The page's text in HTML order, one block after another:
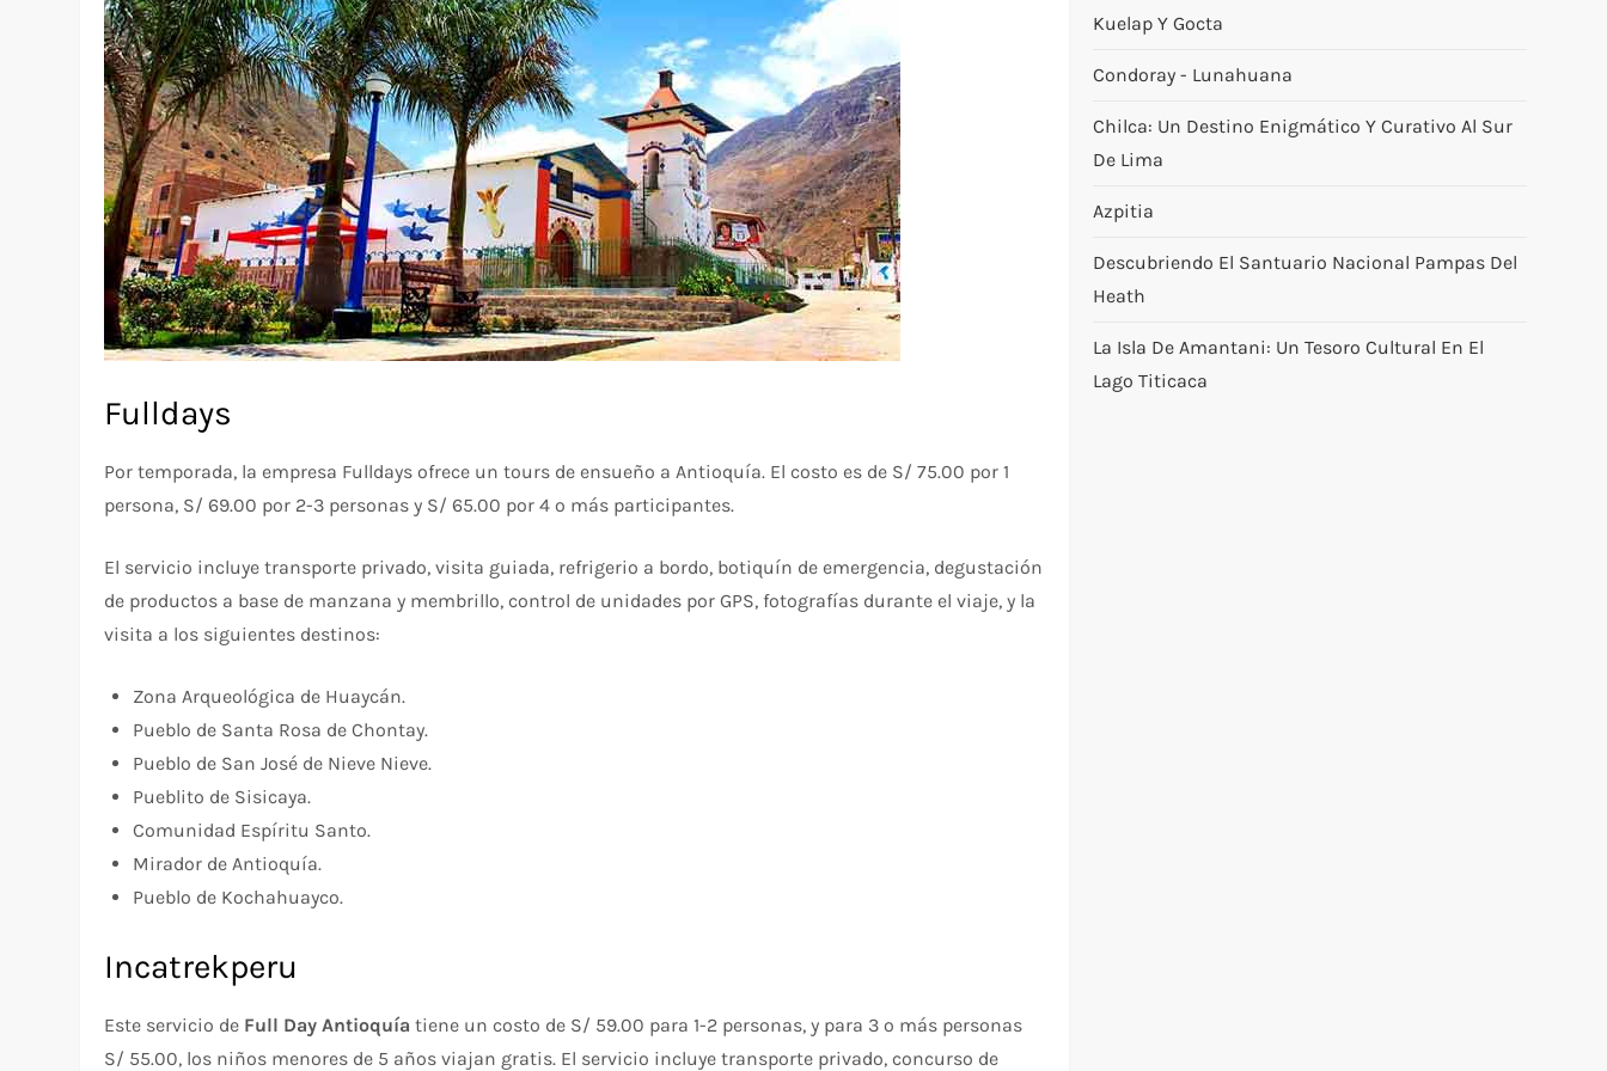
Fulldays
Por temporada, la empresa Fulldays ofrece un tours de ensueño a Antioquía. El costo es de S/ 75.00 por 1
persona, S/ 69.00 por 2-3 personas y S/ 65.00 por 4 o más participantes.
El servicio incluye transporte privado, visita guiada, refrigerio a bordo, botiquín de emergencia, degustación
de productos a base de manzana y membrillo, control de unidades por GPS, fotografías durante el viaje, y la
visita a los siguientes destinos:
Zona Arqueológica de Huaycán.
Pueblo de Santa Rosa de Chontay.
Pueblo de San José de Nieve Nieve.
Pueblito de Sisicaya.
Comunidad Espíritu Santo.
Mirador de Antioquía.
Pueblo de Kochahuayco.
Incatrekperu
Este servicio de Full Day Antioquía tiene un costo de S/ 59.00 para 1-2 personas, y para 3 o más personas
S/ 55.00, los niños menores de 5 años viajan gratis. El servicio incluye transporte privado, concurso de
Kuelap Y Gocta
Condoray - Lunahuana
Chilca: Un Destino Enigmático Y Curativo Al Sur
De Lima
Azpitia
Descubriendo El Santuario Nacional Pampas Del
Heath
La Isla De Amantani: Un Tesoro Cultural En El
Lago Titicaca